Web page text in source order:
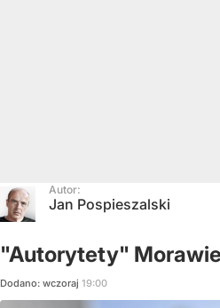
Autor:
Jan Pospieszalski
"Autorytety"
Dodano: wczoraj 19:00